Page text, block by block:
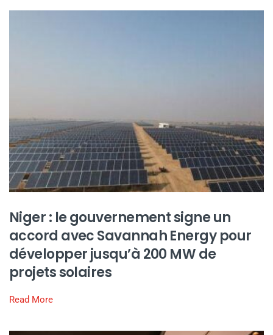
Niger : le gouvernement signe un
accord avec Savannah Energy pour
développer jusqu’à 200 MW de
projets solaires
Read More